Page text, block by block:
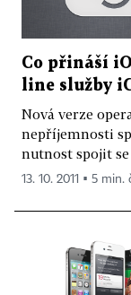
Co přináší
line služby
Nová verze
nepříjemnosti
nutnost spojit se
13. 10. 2011 ▪ 5 min.